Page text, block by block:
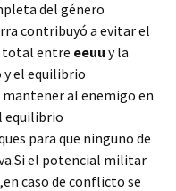
del género
contribuyó a evitar el
total entre eeuu y la
y el equilibrio
al enemigo en
equilibrio
para que ninguno de
el potencial militar
caso de conflicto se